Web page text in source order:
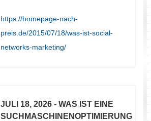
https://homepage-nach-
preis.de/2015/07/18/was-ist-social-
networks-marketing/
JULI 18, 2026 - WAS IST EINE
SUCHMASCHINENOPTIMIERUNG